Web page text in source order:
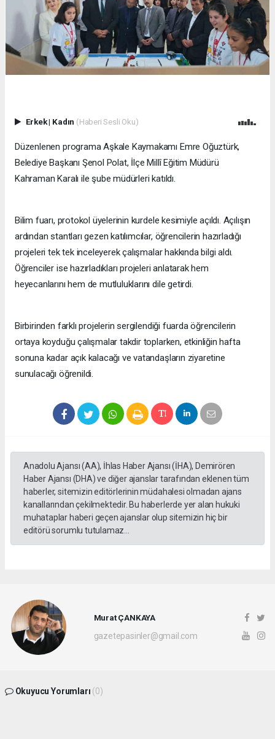
Erkek| Kadın (Haberi Sesli Oku)
Düzenlenen programa Aşkale Kaymakamı Emre Oğuztürk,
Belediye Başkanı Şenol Polat, İlçe Millî Eğitim Müdürü
Kahraman Karalı ile şube müdürleri katıldı.
Bilim fuarı, protokol üyelerinin kurdele kesimiyle açıldı. Açılışın
ardından stantları gezen katılımcılar, öğrencilerin hazırladığı
projeleri tek tek inceleyerek çalışmalar hakkında bilgi aldı.
Öğrenciler ise hazırladıkları projeleri anlatarak hem
heyecanlarını hem de mutluluklarını dile getirdi.
Birbirinden farklı projelerin sergilendiği fuarda öğrencilerin
ortaya koyduğu çalışmalar takdir toplarken, etkinliğin hafta
sonuna kadar açık kalacağı ve vatandaşların ziyaretine
sunulacağı öğrenildi.
Anadolu Ajansı (AA), İhlas Haber Ajansı (İHA), Demirören
Haber Ajansı (DHA) ve diğer ajanslar tarafından eklenen tüm
haberler, sitemizin editörlerinin müdahalesi olmadan ajans
kanallarından çekilmektedir. Bu haberlerde yer alan hukuki
muhataplar haberi geçen ajanslar olup sitemizin hiç bir
editörü sorumlu tutulamaz...
Murat ÇANKAYA
gazetepasinler@gmail.com
Okuyucu Yorumları (0)